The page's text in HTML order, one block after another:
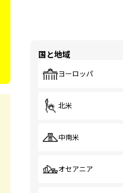
国と地域
ヨーロッパ
北米
中南米
オセアニア